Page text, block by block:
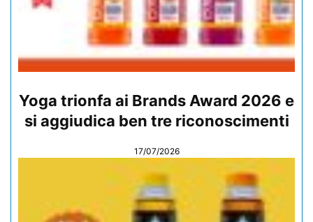
Yoga trionfa ai Brands Award 2026 e
si aggiudica ben tre riconoscimenti
17/07/2026